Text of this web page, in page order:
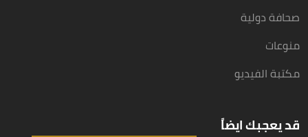
صحافة دولية
منوعات
مكتبة الفيديو
قد يعجبك ايضاً